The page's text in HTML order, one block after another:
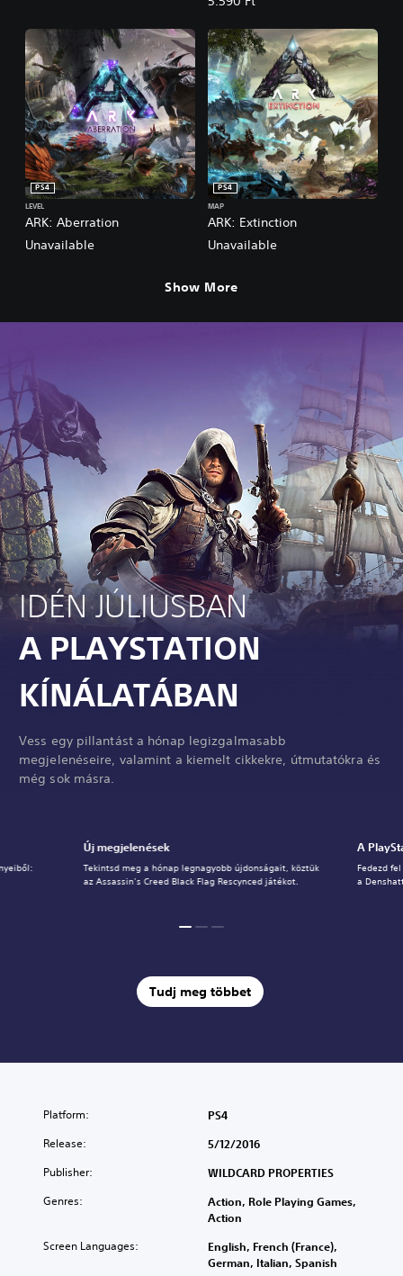
ARK: Aberration
PS4
LEVEL
Unavailable
ARK: Extinction
PS4
MAP
Unavailable
Show More
IDÉN JÚLIUSBAN
A PLAYSTATION
KÍNÁLATÁBAN
Vess egy pillantást a hónap legizgalmasabb
megjelenéseire, valamint a kiemelt cikkekre, útmutatókra és
még sok másra.
Új megjelenések
Tekintsd meg a hónap legnagyobb újdonságait, köztük
az Assassin’s Creed Black Flag Rescynced játékot.
A
Fedezd
a
Tudj meg többet
Platform: PS4
Release: 5/12/2016
Publisher: WILDCARD PROPERTIES
Genres:
Action, Role Playing Games,
Action
Screen Languages:
English, French (France),
German, Italian, Spanish